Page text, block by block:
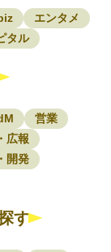
エンタメ
タル
営業
広報
開発
す